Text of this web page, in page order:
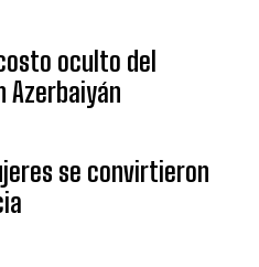
oculto del
Azerbaiyán
se convirtieron